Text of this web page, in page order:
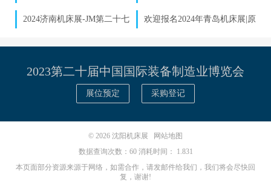
20-23日与您相约泉城济南！
2024济南机床展-JM第二十七
欢迎报名2024年青岛机床展|原
2023第二十届中国国际装备制造业博览会
展位预定 采购登记
© 2026 沈阳机床展
网站地图
数据查询次数：60 消耗时间： 1.831
本页面部分资源来源于网络，如需合作，请发邮件给我们，我们将会尽快回
复，谢谢!